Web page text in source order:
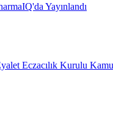
Yayınlandı
Eczacılık Kurulu